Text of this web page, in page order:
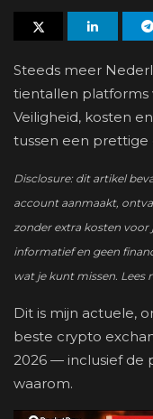
Steeds meer
tientallen platforms
Veiligheid, kosten
tussen een prettige
Disclosure: dit artikel
account aanmaakt,
zonder extra kosten
informatief en geen
wat je kunt missen. Lees
Dit is mijn actuele,
beste crypto
2026 — inclusief de
waarom.